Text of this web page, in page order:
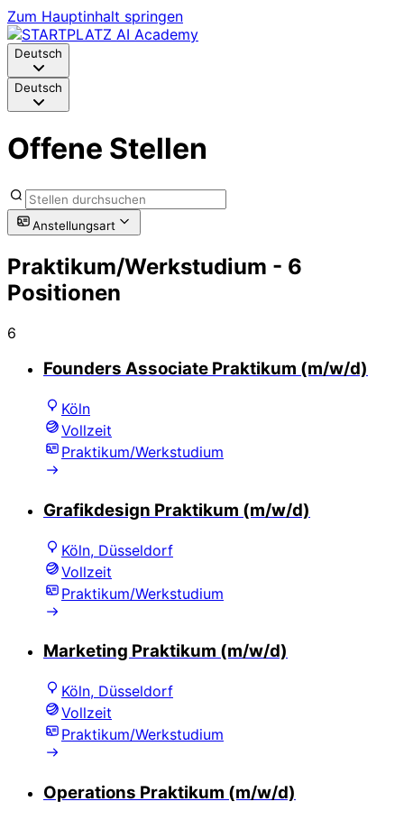
Zum Hauptinhalt springen
Deutsch
Deutsch
Offene Stellen
Anstellungsart
Praktikum/Werkstudium - 6
Positionen
6
Founders Associate Praktikum (m/w/d)
Köln
Vollzeit
Praktikum/Werkstudium
Grafikdesign Praktikum (m/w/d)
Köln, Düsseldorf
Vollzeit
Praktikum/Werkstudium
Marketing Praktikum (m/w/d)
Köln, Düsseldorf
Vollzeit
Praktikum/Werkstudium
Operations Praktikum (m/w/d)